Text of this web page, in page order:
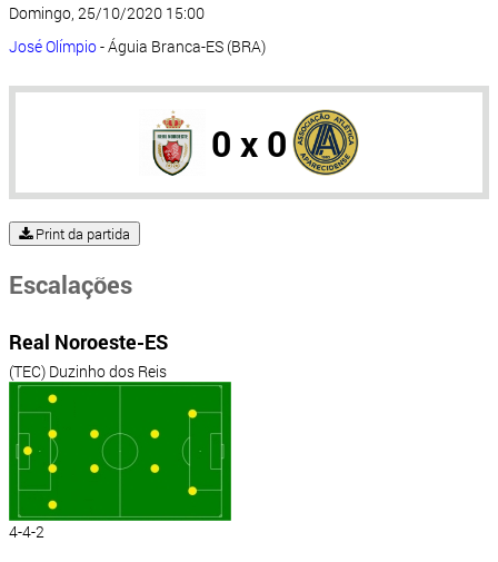
Domingo, 25/10/2020 15:00
José Olímpio- Águia Branca-ES (BRA)
0 x 0
Print da partida
Escalações
Real Noroeste-ES
(TEC) Duzinho dos Reis
4-4-2